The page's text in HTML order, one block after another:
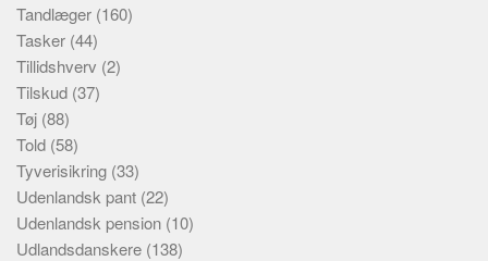
Tandlæger (160)
Tasker (44)
Tillidshverv (2)
Tilskud (37)
Tøj (88)
Told (58)
Tyverisikring (33)
Udenlandsk pant (22)
Udenlandsk pension (10)
Udlandsdanskere (138)